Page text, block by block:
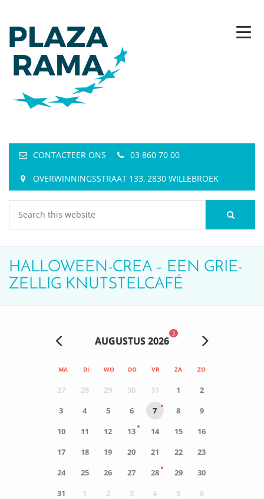
CONTACTEER ONS 03 860 70 00
OVERWINNINGSSTRAAT 133, 2830 WILLEBROEK
HALLOWEEN-CREA – EEN GRIE-
ZELLIG KNUTSTELCAFÉ
AUGUSTUS 2026
3
MA DI WO DO VR ZA ZO
27 28 29 30 31 1
2
3
4 5 6 7 8
9
10
11 12 13 14 15
16
17
18 19 20 21 22
23
24
25 26 27 28 29
30
31
1 2 3 4 5 6